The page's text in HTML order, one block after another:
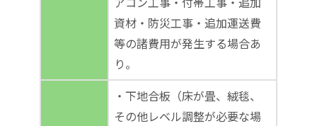
資材・防災工事・追加運送費
等の諸費用が発生する場合あ
り。
・下地合板（床が畳、絨毯、
その他レベル調整が必要な場